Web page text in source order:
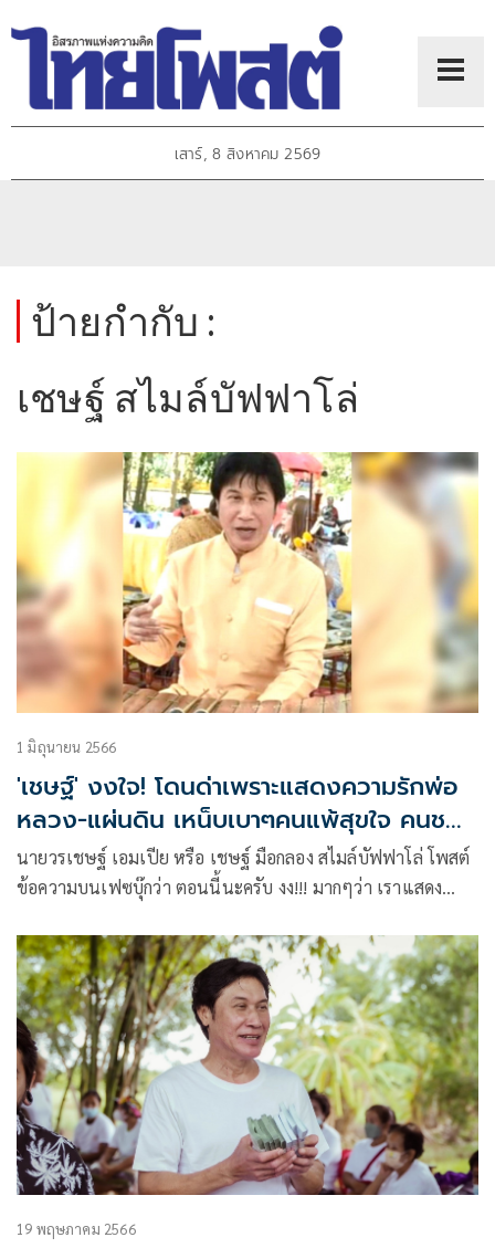
เสาร์, 8 สิงหาคม 2569
ป้ายกำกับ :
เชษฐ์ สไมล์บัฟฟาโล่
1 มิถุนายน 2566
'เชษฐ์' งงใจ! โดนด่าเพราะแสดงความรักพ่อ
หลวง-แผ่นดิน เหน็บเบาๆคนแพ้สุขใจ คนชนะ
ยังวุ่นวาย
นายวรเชษฐ์ เอมเปีย หรือ เชษฐ์ มือกลอง สไมล์บัฟฟาโล่ โพสต์
ข้อความบนเฟซบุ๊กว่า ตอนนี้นะครับ งง!!! มากๆว่า เราแสดง
ศาสนา พระมหากษัตริย์ แสดงความรัก
19 พฤษภาคม 2566